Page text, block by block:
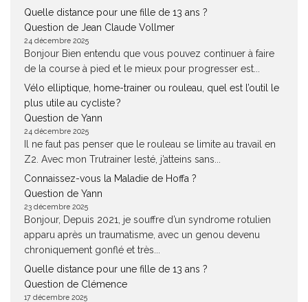
Quelle distance pour une fille de 13 ans ?
Question de Jean Claude Vollmer
24 décembre 2025
Bonjour Bien entendu que vous pouvez continuer à faire
de la course à pied et le mieux pour progresser est...
Vélo elliptique, home-trainer ou rouleau, quel est l’outil le
plus utile au cycliste ?
Question de Yann
24 décembre 2025
Il ne faut pas penser que le rouleau se limite au travail en
Z2. Avec mon Trutrainer lesté, j’atteins sans...
Connaissez-vous la Maladie de Hoffa ?
Question de Yann
23 décembre 2025
Bonjour, Depuis 2021, je souffre d’un syndrome rotulien
apparu après un traumatisme, avec un genou devenu
chroniquement gonflé et très...
Quelle distance pour une fille de 13 ans ?
Question de Clémence
17 décembre 2025